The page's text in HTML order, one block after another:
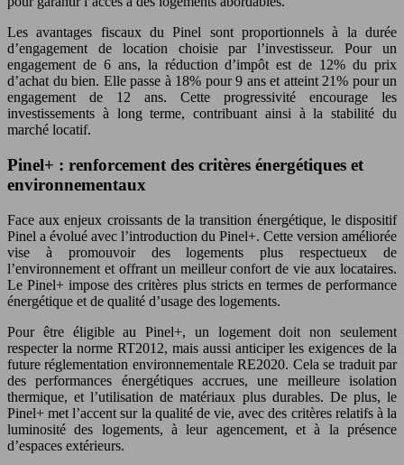
Les avantages fiscaux du Pinel sont proportionnels à la durée
d’engagement de location choisie par l’investisseur. Pour un
engagement de 6 ans, la réduction d’impôt est de 12% du prix
d’achat du bien. Elle passe à 18% pour 9 ans et atteint 21% pour un
engagement de 12 ans. Cette progressivité encourage les
investissements à long terme, contribuant ainsi à la stabilité du
marché locatif.
Pinel+ : renforcement des critères énergétiques et
environnementaux
Face aux enjeux croissants de la transition énergétique, le dispositif
Pinel a évolué avec l’introduction du Pinel+. Cette version améliorée
vise à promouvoir des logements plus respectueux de
l’environnement et offrant un meilleur confort de vie aux locataires.
Le Pinel+ impose des critères plus stricts en termes de performance
énergétique et de qualité d’usage des logements.
Pour être éligible au Pinel+, un logement doit non seulement
respecter la norme RT2012, mais aussi anticiper les exigences de la
future réglementation environnementale RE2020. Cela se traduit par
des performances énergétiques accrues, une meilleure isolation
thermique, et l’utilisation de matériaux plus durables. De plus, le
Pinel+ met l’accent sur la qualité de vie, avec des critères relatifs à la
luminosité des logements, à leur agencement, et à la présence
d’espaces extérieurs.